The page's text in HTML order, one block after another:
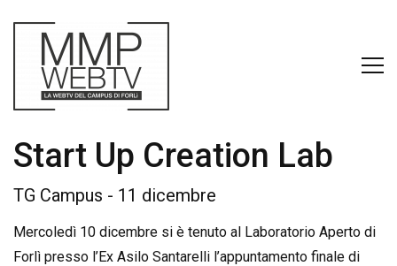
Start Up Creation Lab
TG Campus - 11 dicembre
Mercoledì 10 dicembre si è tenuto al Laboratorio Aperto di
Forlì presso l’Ex Asilo Santarelli l’appuntamento finale di